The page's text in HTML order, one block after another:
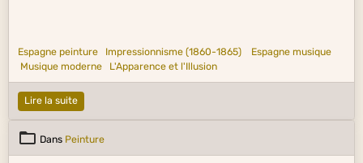
Espagne peinture Impressionnisme (1860-1865)
Espagne musique
Musique moderne
L'Apparence et l'Illusion
Lire la suite
Dans Peinture